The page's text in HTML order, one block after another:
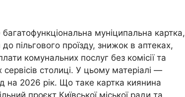
муніципальна картка,
пільгового проїзду, знижок в аптеках,
комунальних послуг без комісії та
сервісів столиці. У цьому матеріалі —
на 2026 рік. Що таке картка киянина